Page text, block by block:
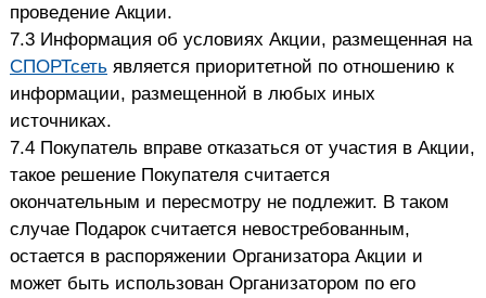
проведение Акции.
7.3 Информация об условиях Акции, размещенная на
СПОРТсеть является приоритетной по отношению к
информации, размещенной в любых иных
источниках.
7.4 Покупатель вправе отказаться от участия в Акции,
такое решение Покупателя считается
окончательным и пересмотру не подлежит. В таком
случае Подарок считается невостребованным,
остается в распоряжении Организатора Акции и
может быть использован Организатором по его